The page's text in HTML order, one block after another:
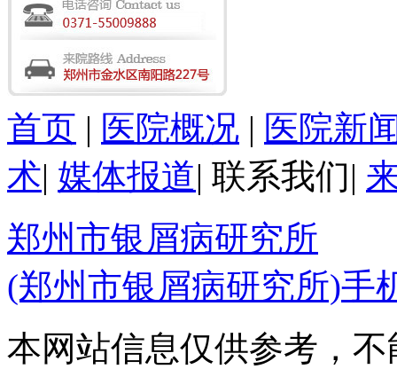
首页 | 医院概况 | 医院新
术| 媒体报道| 联系我们|
郑州市银屑病研究所
(郑州市银屑病研究所)手
本网站信息仅供参考，